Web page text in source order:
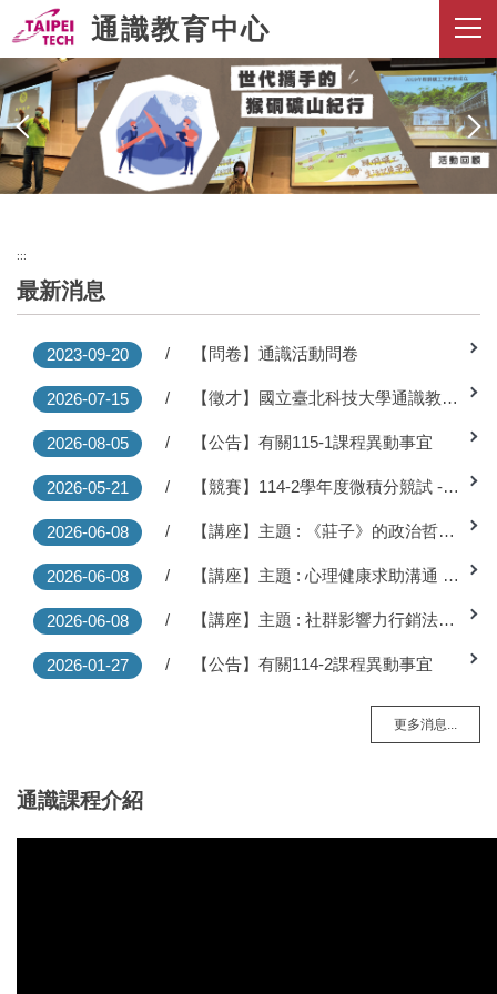
跳
到
要
內
容
區
通識教育中心
:::
最新消息
2023-09-20 【問卷】通識活動問卷
2026-07-15 【徵才】國立臺北科技大學通識教育中心115學年第2學期誠徵專任教師1名
2026-08-05 【公告】有關115-1課程異動事宜
2026-05-21 【競賽】114-2學年度微積分競試 ---恭喜得獎同學
2026-06-08 【講座】主題 : 《莊子》的政治哲學 06/02(二) 10:10-12:00
2026-06-08 【講座】主題 : 心理健康求助溝通 06/10(三) 08:10-10:00
2026-06-08 【講座】主題 : 社群影響力行銷法則 06/10(三) 13:10-15:00
2026-01-27 【公告】有關114-2課程異動事宜
更多消息...
通識課程介紹